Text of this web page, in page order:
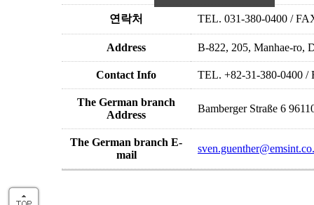
연락처 TEL. 031-380-0400 /
Address B-822, 205, Manhae-ro,
Contact Info TEL. +82-31-380-0400
The German branch
Address
Bamberger Straße 6
The German branch E-
mail